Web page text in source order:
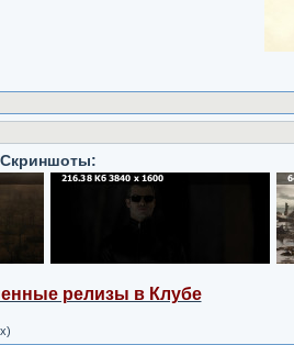
Скриншоты:
релизы в Клубе